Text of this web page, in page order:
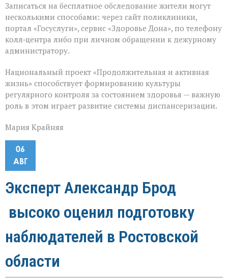
Записаться на бесплатное обследование жители могут
несколькими способами: через сайт поликлиники,
портал «Госуслуги», сервис «Здоровье Дона», по телефону
колл‑центра либо при личном обращении к дежурному
администратору.
Национальный проект «Продолжительная и активная
жизнь» способствует формированию культуры
регулярного контроля за состоянием здоровья — важную
роль в этом играет развитие системы диспансеризации.
Мария Крайняя
06
АВГ
Эксперт Александр Брод
высоко оценил подготовку
наблюдателей в Ростовской
области